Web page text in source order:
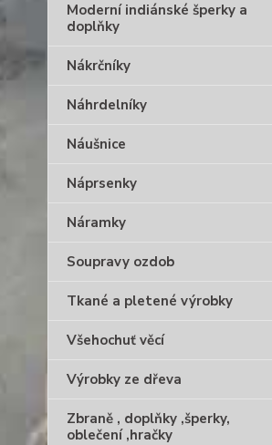
Moderní indiánské šperky a
doplňky
Nákrčníky
Náhrdelníky
Náušnice
Náprsenky
Náramky
Soupravy ozdob
Tkané a pletené výrobky
Všehochuť věcí
Výrobky ze dřeva
Zbraně , doplňky ,šperky,
oblečení ,hračky